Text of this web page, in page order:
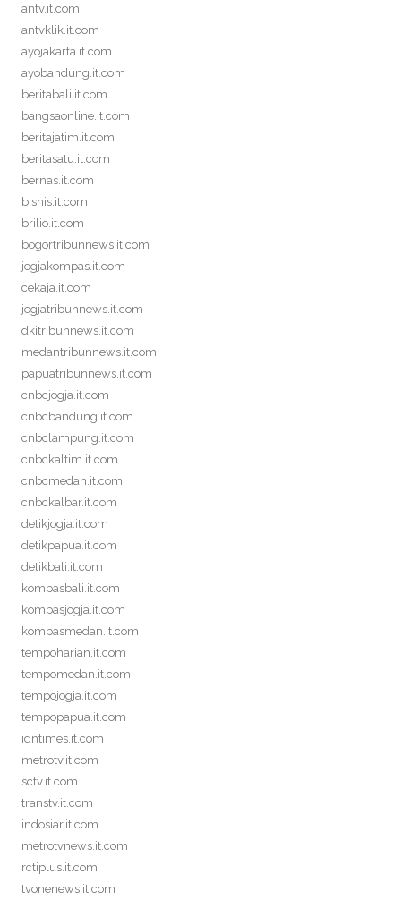
antv.it.com
antvklik.it.com
ayojakarta.it.com
ayobandung.it.com
beritabali.it.com
bangsaonline.it.com
beritajatim.it.com
beritasatu.it.com
bernas.it.com
bisnis.it.com
brilio.it.com
bogortribunnews.it.com
jogjakompas.it.com
cekaja.it.com
jogjatribunnews.it.com
dkitribunnews.it.com
medantribunnews.it.com
papuatribunnews.it.com
cnbcjogja.it.com
cnbcbandung.it.com
cnbclampung.it.com
cnbckaltim.it.com
cnbcmedan.it.com
cnbckalbar.it.com
detikjogja.it.com
detikpapua.it.com
detikbali.it.com
kompasbali.it.com
kompasjogja.it.com
kompasmedan.it.com
tempoharian.it.com
tempomedan.it.com
tempojogja.it.com
tempopapua.it.com
idntimes.it.com
metrotv.it.com
sctv.it.com
transtv.it.com
indosiar.it.com
metrotvnews.it.com
rctiplus.it.com
tvonenews.it.com